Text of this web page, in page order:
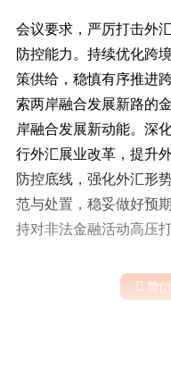
会议要求，严厉打击外
防控能力。持续优化跨
策供给，稳慎有序推进
索两岸融合发展新路的
岸融合发展新动能。深
行外汇展业改革，提升
防控底线，强化外汇形
范与处置，稳妥做好预
持对非法金融活动高压打
 赞(